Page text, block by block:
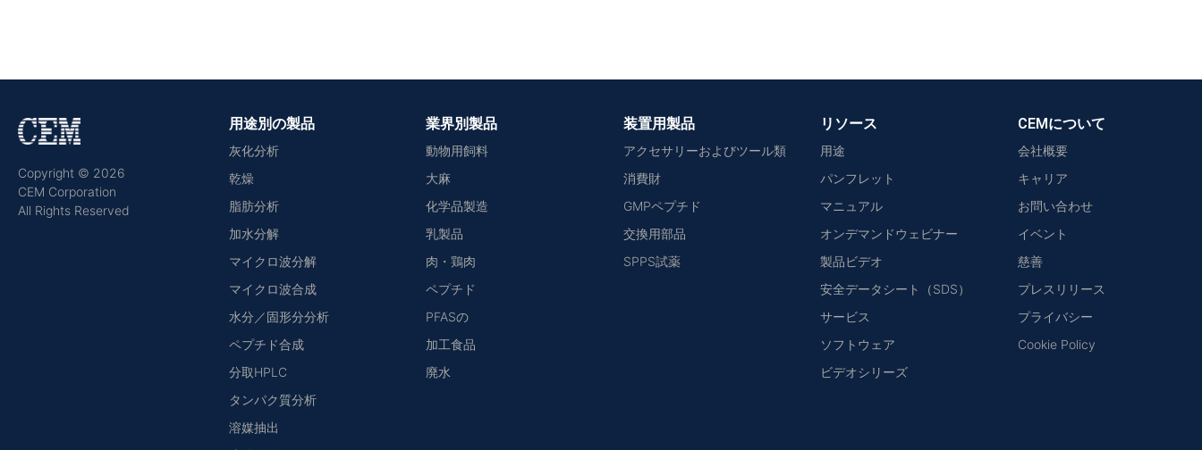
Copyright © 2026
CEM Corporation
All Rights Reserved
用途別の製品
灰化分析
乾燥
脂肪分析
加水分解
マイクロ波分解
マイクロ波合成
水分／固形分分析
ペプチド合成
分取HPLC
タンパク質分析
溶媒抽出
業界別製品
動物用飼料
大麻
化学品製造
乳製品
肉・鶏肉
ペプチド
PFASの
加工食品
廃水
装置用製品
アクセサリーおよびツール類
消費財
GMPペプチド
交換用部品
SPPS試薬
リソース
用途
パンフレット
マニュアル
オンデマンドウェビナー
製品ビデオ
安全データシート（SDS）
サービス
ソフトウェア
ビデオシリーズ
CEMについて
会社概要
キャリア
お問い合わせ
イベント
慈善
プレスリリース
プライバシー
Cookie Policy